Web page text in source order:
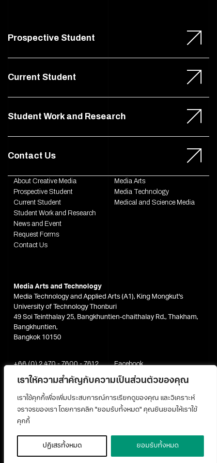
เราให้ความสำคัญกับความเป็นส่วนตัวของคุณ
เราใช้คุกกี้เพื่อเพิ่มประสบการณ์การเรียกดูของคุณ และวิเคราะห์
จราจรของเรา โดยการคลิก "ยอมรับทั้งหมด" คุณยินยอมให้เราใช้
คุกกี้
ปฏิเสธทั้งหมด ยอมรับทั้งหมด
Prospective Student
Current Student
Student Work and Research
Contact Us
About Creative Media
Prospective Student
Current Student
Student Work and Research
News and Event
Request Forms
Contact Us
Media Arts
Media Technology
Medical and Science Media
Media Arts and Technology
Media Technology and Applied Arts (A1), King Mongkut's
University of Technology Thonburi
49 Soi Teinthalay 25, Bangkhuntien-chaithalay Rd., Thakham,
Bangkhuntien,
Bangkok 10150
+66 (0) 2 470 - 7600 - 7612
media@kmutt.ac.th
Facebook
Youtube